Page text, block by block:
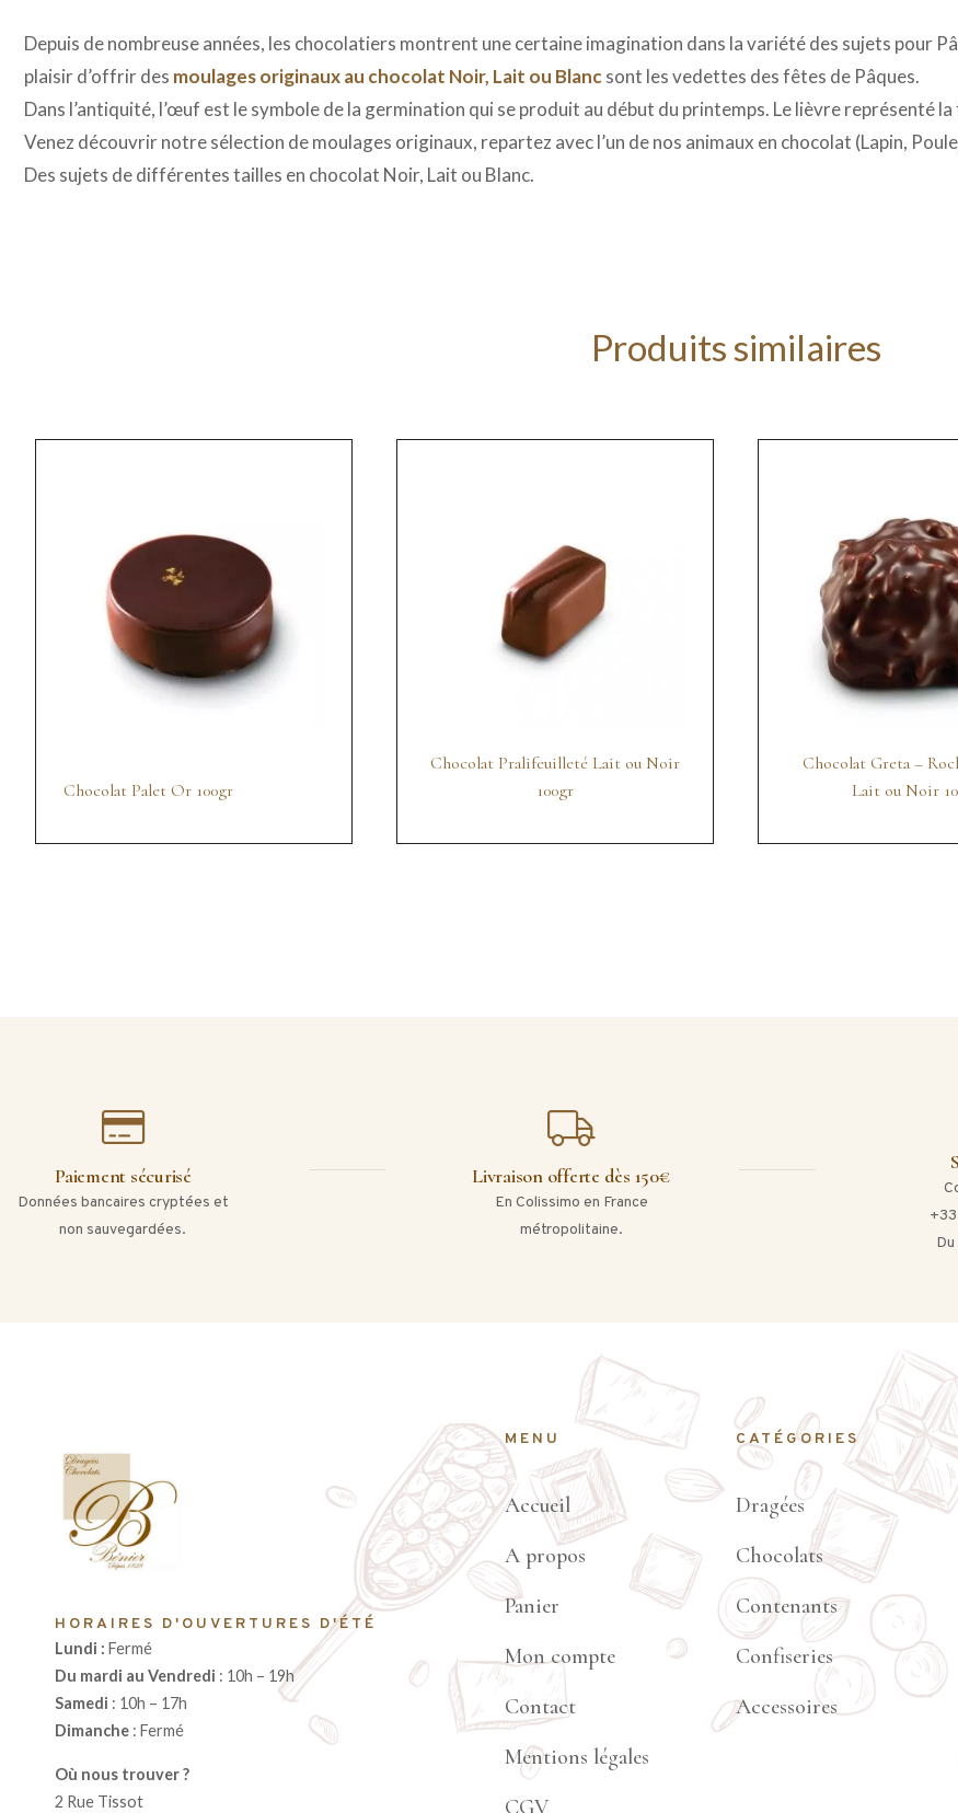
Depuis de nombreuse années, les chocolatiers montrent une certaine imagination dans la variété des sujets pour
plaisir d’offrir des moulages originaux au chocolat Noir, Lait ou Blancsont les vedettes des fêtes de Pâques.
Dans l’antiquité, l’œuf est le symbole de la germination qui se produit au début du printemps. Le lièvre représenté
Venez découvrir notre sélection de moulages originaux, repartez avec l’un de nos animaux en chocolat (Lapin,
Des sujets de différentes tailles en chocolat Noir, Lait ou Blanc.
Produits similaires
Chocolat Palet Or 100gr
Chocolat Pralifeuilleté Lait ou Noir
100gr
Chocolat Greta –
Lait ou Noir
Paiement sécurisé
Données bancaires cryptées et
non sauvegardées.
Livraison offerte dès 150€
En Colissimo en France
métropolitaine.
HORAIRES D'OUVERTURES D'ÉTÉ
Lundi : Fermé
Du mardi au Vendredi : 10h – 19h
Samedi : 10h – 17h
Dimanche : Fermé
Où nous trouver ?
2 Rue Tissot
MENU
Accueil
A propos
Panier
Mon compte
Contact
Mentions légales
CATÉGORIES
Dragées
Chocolats
Contenants
Confiseries
Accessoires